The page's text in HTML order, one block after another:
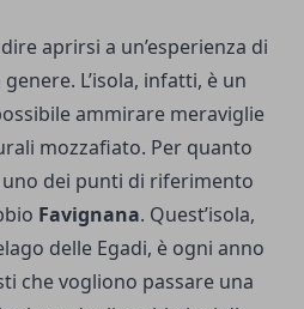
aprirsi a un’esperienza di
L’isola, infatti, è un
ammirare meraviglie
mozzafiato. Per quanto
dei punti di riferimento
Favignana. Quest’isola,
delle Egadi, è ogni anno
che vogliono passare una